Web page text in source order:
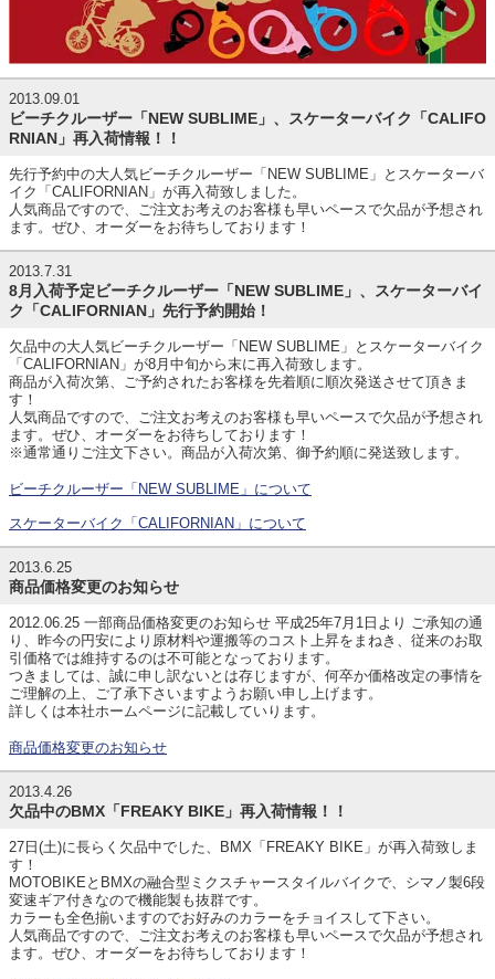
2013.09.01
ビーチクルーザー「NEW SUBLIME」、スケーターバイク「CALIFO
RNIAN」再入荷情報！！
先行予約中の大人気ビーチクルーザー「NEW SUBLIME」とスケーターバ
イク「CALIFORNIAN」が再入荷致しました。
人気商品ですので、ご注文お考えのお客様も早いペースで欠品が予想され
ます。ぜひ、オーダーをお待ちしております！
2013.7.31
8月入荷予定ビーチクルーザー「NEW SUBLIME」、スケーターバイ
ク「CALIFORNIAN」先行予約開始！
欠品中の大人気ビーチクルーザー「NEW SUBLIME」とスケーターバイク
「CALIFORNIAN」が8月中旬から末に再入荷致します。
商品が入荷次第、ご予約されたお客様を先着順に順次発送させて頂きま
す！
人気商品ですので、ご注文お考えのお客様も早いペースで欠品が予想され
ます。ぜひ、オーダーをお待ちしております！
※通常通りご注文下さい。商品が入荷次第、御予約順に発送致します。
ビーチクルーザー「NEW SUBLIME」について
スケーターバイク「CALIFORNIAN」について
2013.6.25
商品価格変更のお知らせ
2012.06.25 一部商品価格変更のお知らせ 平成25年7月1日より ご承知の通
り、昨今の円安により原材料や運搬等のコスト上昇をまねき、従来のお取
引価格では維持するのは不可能となっております。
つきましては、誠に申し訳ないとは存じますが、何卒か価格改定の事情を
ご理解の上、ご了承下さいますようお願い申し上げます。
詳しくは本社ホームページに記載していります。
商品価格変更のお知らせ
2013.4.26
欠品中のBMX「FREAKY BIKE」再入荷情報！！
27日(土)に長らく欠品中でした、BMX「FREAKY BIKE」が再入荷致しま
す！
MOTOBIKEとBMXの融合型ミクスチャースタイルバイクで、シマノ製6段
変速ギア付きなので機能製も抜群です。
カラーも全色揃いますのでお好みのカラーをチョイスして下さい。
人気商品ですので、ご注文お考えのお客様も早いペースで欠品が予想され
ます。ぜひ、オーダーをお待ちしております！